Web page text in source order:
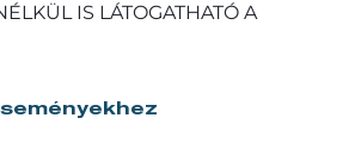
IS LÁTOGATHATÓ A